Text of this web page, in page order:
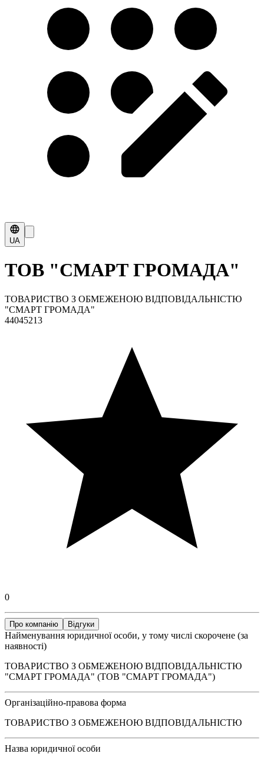
UA
ТОВ "СМАРТ ГРОМАДА"
ТОВАРИСТВО З ОБМЕЖЕНОЮ ВІДПОВІДАЛЬНІСТЮ
"СМАРТ ГРОМАДА"
44045213
0
Про компанію Відгуки
Найменування юридичної особи, у тому числі скорочене (за
наявності)
ТОВАРИСТВО З ОБМЕЖЕНОЮ ВІДПОВІДАЛЬНІСТЮ
"СМАРТ ГРОМАДА" (ТОВ "СМАРТ ГРОМАДА")
Організаційно-правова форма
ТОВАРИСТВО З ОБМЕЖЕНОЮ ВІДПОВІДАЛЬНІСТЮ
Назва юридичної особи